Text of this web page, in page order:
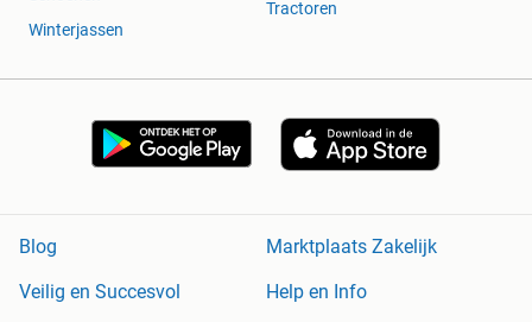
Winterjassen
Tractoren
Blog
Marktplaats Zakelijk
Veilig en Succesvol
Help en Info